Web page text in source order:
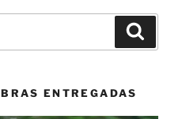
ENTREGADAS